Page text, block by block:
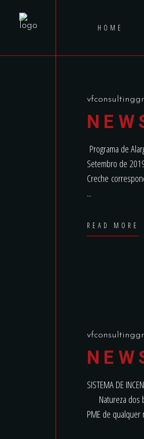
HOME
Programa de
Setembro de
Creche
READ MORE
SISTEMA DE
Natureza dos
PME de